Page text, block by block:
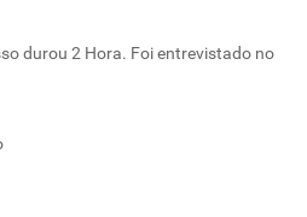
durou 2 Hora. Foi entrevistado no